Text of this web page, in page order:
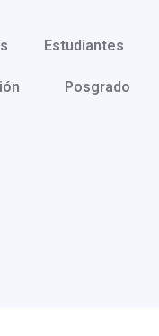
Estudiantes
Posgrado